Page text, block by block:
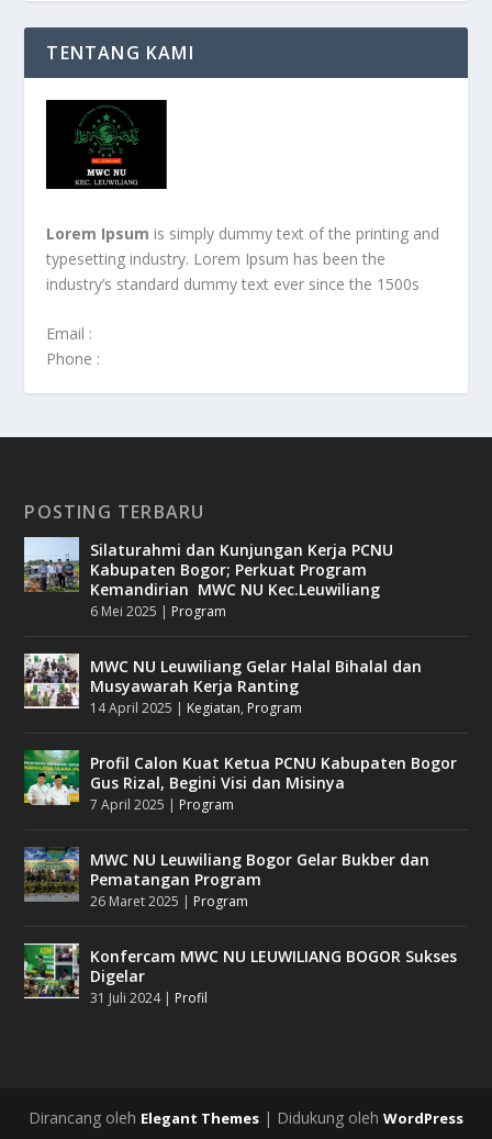
TENTANG KAMI
Lorem Ipsum is simply dummy text of the printing and
typesetting industry. Lorem Ipsum has been the
industry’s standard dummy text ever since the 1500s
Email :
Phone :
POSTING TERBARU
Silaturahmi dan Kunjungan Kerja PCNU
Kabupaten Bogor; Perkuat Program
Kemandirian MWC NU Kec.Leuwiliang
6 Mei 2025 | Program
MWC NU Leuwiliang Gelar Halal Bihalal dan
Musyawarah Kerja Ranting
14 April 2025 | Kegiatan, Program
Profil Calon Kuat Ketua PCNU Kabupaten Bogor
Gus Rizal, Begini Visi dan Misinya
7 April 2025 | Program
MWC NU Leuwiliang Bogor Gelar Bukber dan
Pematangan Program
26 Maret 2025 | Program
Konfercam MWC NU LEUWILIANG BOGOR Sukses
Digelar
31 Juli 2024| Profil
Dirancang oleh Elegant Themes | Didukung oleh WordPress